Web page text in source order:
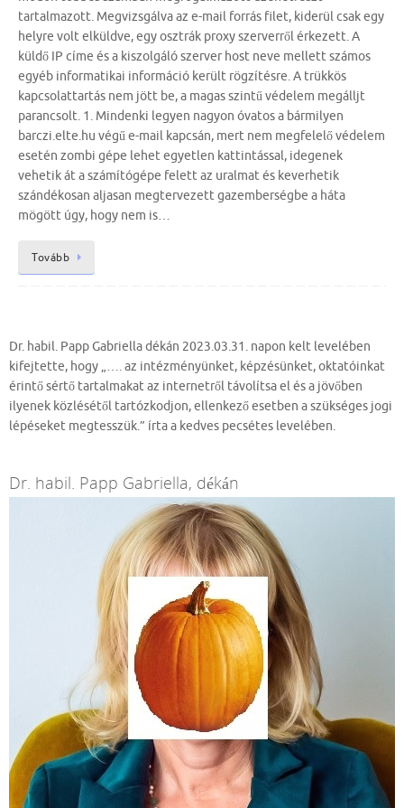
tartalmazott. Megvizsgálva az e-mail forrás filet, kiderül csak egy
helyre volt elküldve, egy osztrák proxy szerverről érkezett. A
küldő IP címe és a kiszolgáló szerver host neve mellett számos
egyéb informatikai információ került rögzítésre. A trükkös
kapcsolattartás nem jött be, a magas szintű védelem megálljt
parancsolt. 1. Mindenki legyen nagyon óvatos a bármilyen
barczi.elte.hu végű e-mail kapcsán, mert nem megfelelő védelem
esetén zombi gépe lehet egyetlen kattintással, idegenek
vehetik át a számítógépe felett az uralmat és keverhetik
szándékosan aljasan megtervezett gazemberségbe a háta
mögött úgy, hogy nem is…
Tovább
Dr. habil. Papp Gabriella dékán 2023.03.31. napon kelt levelében
kifejtette, hogy „…. az intézményünket, képzésünket, oktatóinkat
érintő sértő tartalmakat az internetről távolítsa el és a jövőben
ilyenek közlésétől tartózkodjon, ellenkező esetben a szükséges jogi
lépéseket megtesszük.” írta a kedves pecsétes levelében.
Dr. habil. Papp Gabriella, dékán